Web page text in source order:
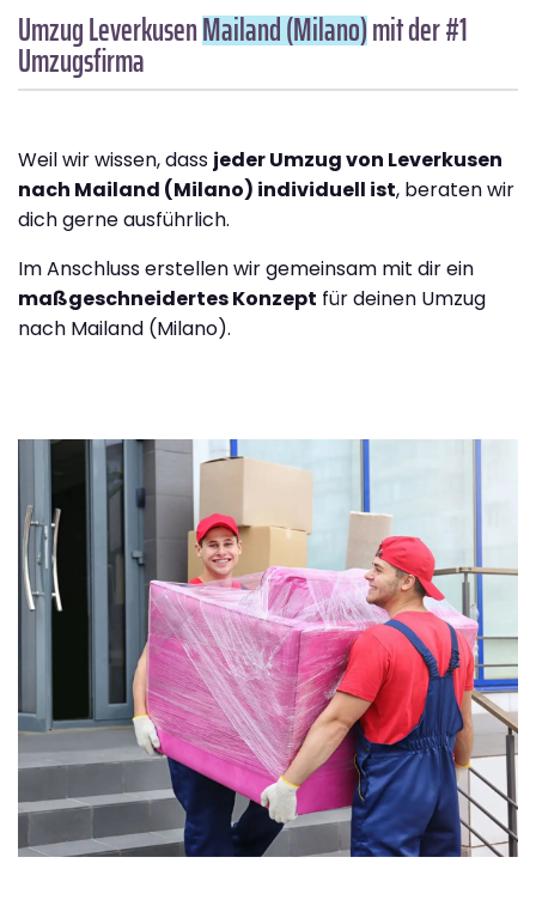
Umzug LeverkusenMailand (Milano)mit der #1
Umzugsfirma
Weil wir wissen, dass jeder Umzug von Leverkusen
nach Mailand (Milano) individuell ist, beraten wir
dich gerne ausführlich.
Im Anschluss erstellen wir gemeinsam mit dir ein
maßgeschneidertes Konzept für deinen Umzug
nach Mailand (Milano).